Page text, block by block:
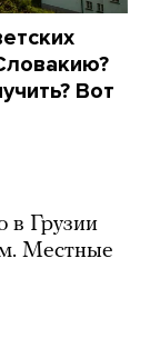
Вот
в Грузии
Местные